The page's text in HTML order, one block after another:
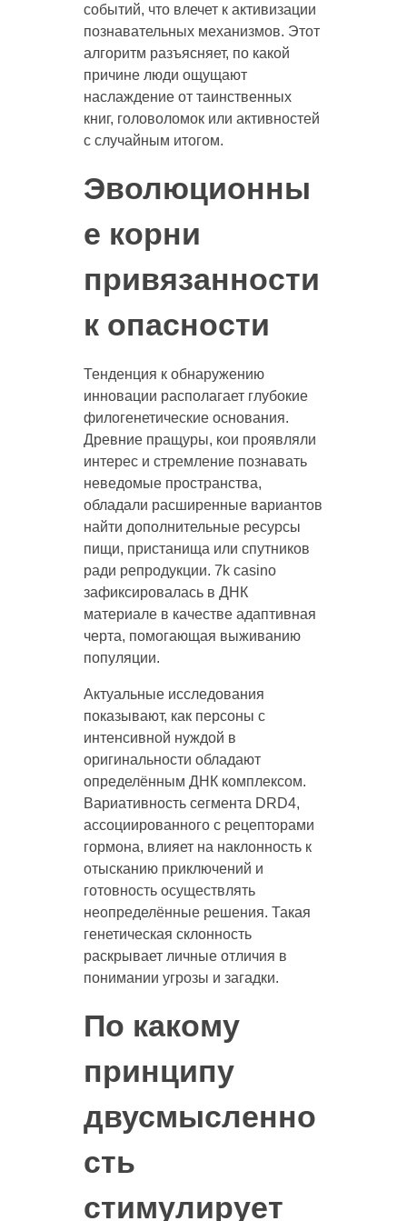
событий, что влечет к активизации
познавательных механизмов. Этот
алгоритм разъясняет, по какой
причине люди ощущают
наслаждение от таинственных
книг, головоломок или активностей
с случайным итогом.
Эволюционны
е корни
привязанности
к опасности
Тенденция к обнаружению
инновации располагает глубокие
филогенетические основания.
Древние пращуры, кои проявляли
интерес и стремление познавать
неведомые пространства,
обладали расширенные вариантов
найти дополнительные ресурсы
пищи, пристанища или спутников
ради репродукции. 7k casino
зафиксировалась в ДНК
материале в качестве адаптивная
черта, помогающая выживанию
популяции.
Актуальные исследования
показывают, как персоны с
интенсивной нуждой в
оригинальности обладают
определённым ДНК комплексом.
Вариативность сегмента DRD4,
ассоциированного с рецепторами
гормона, влияет на наклонность к
отысканию приключений и
готовность осуществлять
неопределённые решения. Такая
генетическая склонность
раскрывает личные отличия в
понимании угрозы и загадки.
По какому
принципу
двусмысленно
сть
стимулирует